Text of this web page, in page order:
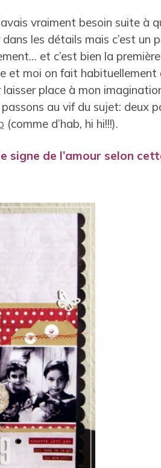
vraiment besoin suite à
les détails mais c’est un
et c’est bien la
et moi on fait habituellement
place à mon
au vif du sujet: deux
(comme d’hab, hi hi!!!).
de l’amour selon